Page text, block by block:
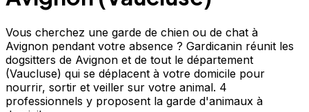
Vous cherchez une garde de chien ou de chat à
Avignon pendant votre absence ? Gardicanin réunit les
dogsitters de Avignon et de tout le département
(Vaucluse) qui se déplacent à votre domicile pour
nourrir, sortir et veiller sur votre animal. 4
professionnels y proposent la garde d'animaux à